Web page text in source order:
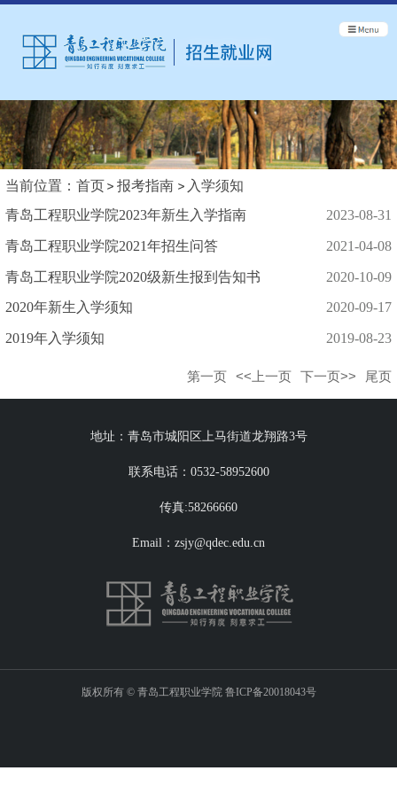
当前位置： 首页 报考指南
入学须知
青岛工程职业学院2023年新生入学指南
2023-08-31
青岛工程职业学院2021年招生问答 2021-04-08
青岛工程职业学院2020级新生报到告知书 2020-10-09
2020年新生入学须知 2020-09-17
2019年入学须知 2019-08-23
第一页 <<上一页 下一页>> 尾页
地址：青岛市城阳区上马街道龙翔路3号
联系电话：0532-58952600
传真:58266660
Email：zsjy@qdec.edu.cn
版权所有 © 青岛工程职业学院 鲁ICP备20018043号